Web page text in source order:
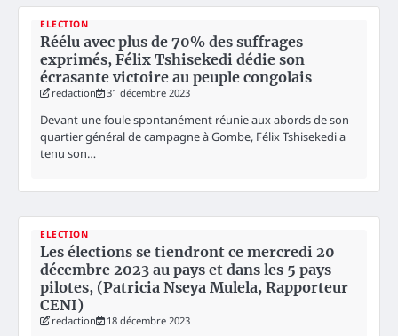
ELECTION
Réélu avec plus de 70% des suffrages
exprimés, Félix Tshisekedi dédie son
écrasante victoire au peuple congolais
redaction 31 décembre 2023
Devant une foule spontanément réunie aux abords de son
quartier général de campagne à Gombe, Félix Tshisekedi a
tenu son…
ELECTION
Les élections se tiendront ce mercredi 20
décembre 2023 au pays et dans les 5 pays
pilotes, (Patricia Nseya Mulela, Rapporteur
CENI)
redaction 18 décembre 2023